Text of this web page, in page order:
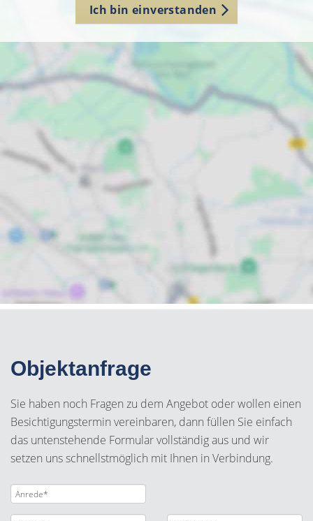
Ich bin einverstanden
Objektanfrage
Sie haben noch Fragen zu dem Angebot oder wollen einen
Besichtigungstermin vereinbaren, dann füllen Sie einfach
das untenstehende Formular vollständig aus und wir
setzen uns schnellstmöglich mit Ihnen in Verbindung.